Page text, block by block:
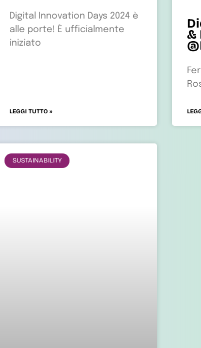
Digital Innovation Days 2024 è
alle porte! È ufficialmente
iniziato
LEGGI TUTTO »
&
SUSTAINABILITY